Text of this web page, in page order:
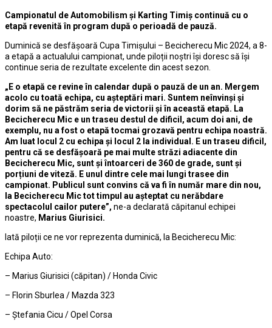
Campionatul de Automobilism și Karting Timiș continuă cu o
etapă revenită în program după o perioadă de pauză.
Duminică se desfășoară Cupa Timișului – Becicherecu Mic 2024, a 8-
a etapă a actualului campionat, unde piloții noștri își doresc să își
continue seria de rezultate excelente din acest sezon.
„E o etapă ce revine în calendar după o pauză de un an. Mergem
acolo cu toată echipa, cu așteptări mari. Suntem neînvinși și
dorim să ne păstrăm seria de victorii și în această etapă. La
Becicherecu Mic e un traseu destul de dificil, acum doi ani, de
exemplu, nu a fost o etapă tocmai grozavă pentru echipa noastră.
Am luat locul 2 cu echipa și locul 2 la individual. E un traseu dificil,
pentru că se desfășoară pe mai multe străzi adiacente din
Becicherecu Mic, sunt și întoarceri de 360 de grade, sunt și
porțiuni de viteză. E unul dintre cele mai lungi trasee din
campionat. Publicul sunt convins că va fi în număr mare din nou,
la Becicherecu Mic tot timpul au așteptat cu nerăbdare
spectacolul cailor putere”, ne-a declarată căpitanul echipei
noastre, Marius Giurisici.
Iată piloții ce ne vor reprezenta duminică, la Becicherecu Mic:
Echipa Auto:
– Marius Giurisici (căpitan) / Honda Civic
– Florin Sburlea / Mazda 323
– Ștefania Cicu / Opel Corsa